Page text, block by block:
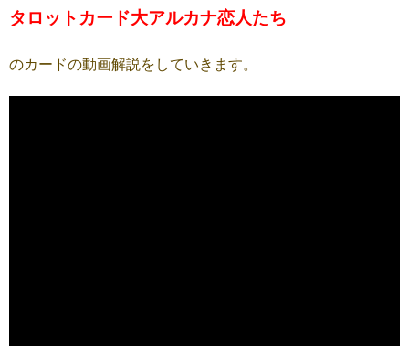
タロットカード大アルカナ恋人たち
のカードの動画解説をしていきます。